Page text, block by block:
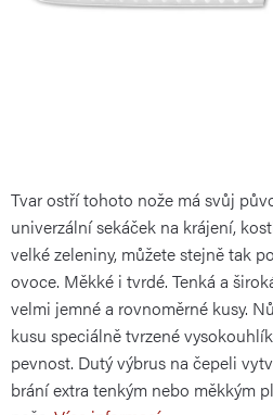
Tvar ostří tohoto nože má svůj
univerzální sekáček na krájení,
velké zeleniny, můžete stejně tak
ovoce. Měkké i tvrdé. Tenká a
velmi jemné a rovnoměrné kusy.
kusu speciálně tvrzené
pevnost. Dutý výbrus na čepeli
brání extra tenkým nebo měkkým